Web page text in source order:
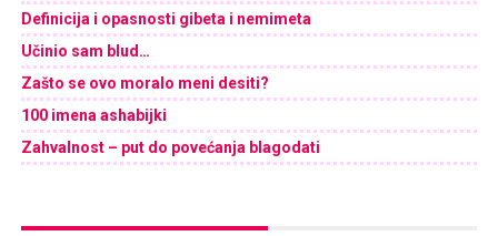
Definicija i opasnosti gibeta i nemimeta
Učinio sam blud…
Zašto se ovo moralo meni desiti?
100 imena ashabijki
Zahvalnost – put do povećanja blagodati